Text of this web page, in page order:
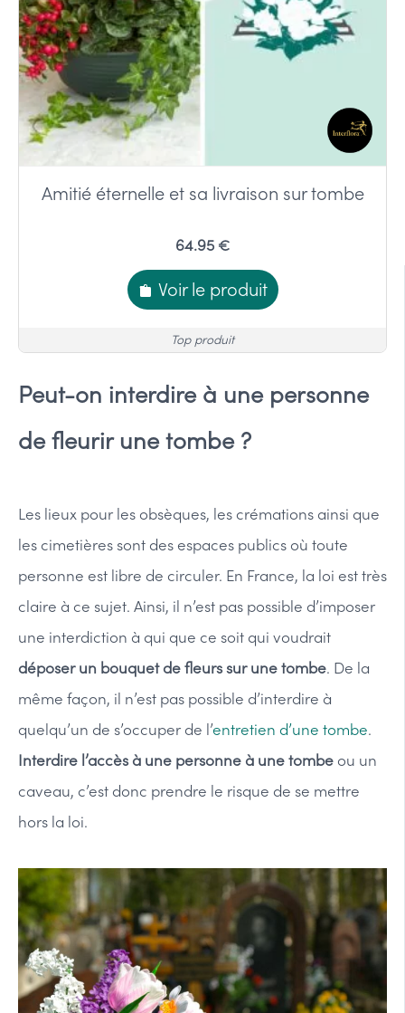
Amitié éternelle et sa livraison sur tombe
64.95 €
Voir le produit
Top produit
Peut-on interdire à une personne
de fleurir une tombe ?
Les lieux pour les obsèques, les crémations ainsi que
les cimetières sont des espaces publics où toute
personne est libre de circuler. En France, la loi est très
claire à ce sujet. Ainsi, il n’est pas possible d’imposer
une interdiction à qui que ce soit qui voudrait
déposer un bouquet de fleurs sur une tombe. De la
même façon, il n’est pas possible d’interdire à
quelqu’un de s’occuper de l’entretien d’une tombe.
Interdire l’accès à une personne à une tombe ou un
caveau, c’est donc prendre le risque de se mettre
hors la loi.